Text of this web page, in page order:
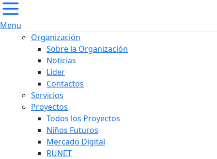
Menu
Organización
Sobre la Organización
Noticias
Líder
Contactos
Servicios
Proyectos
Todos los Proyectos
Niños Futuros
Mercado Digital
RUNET